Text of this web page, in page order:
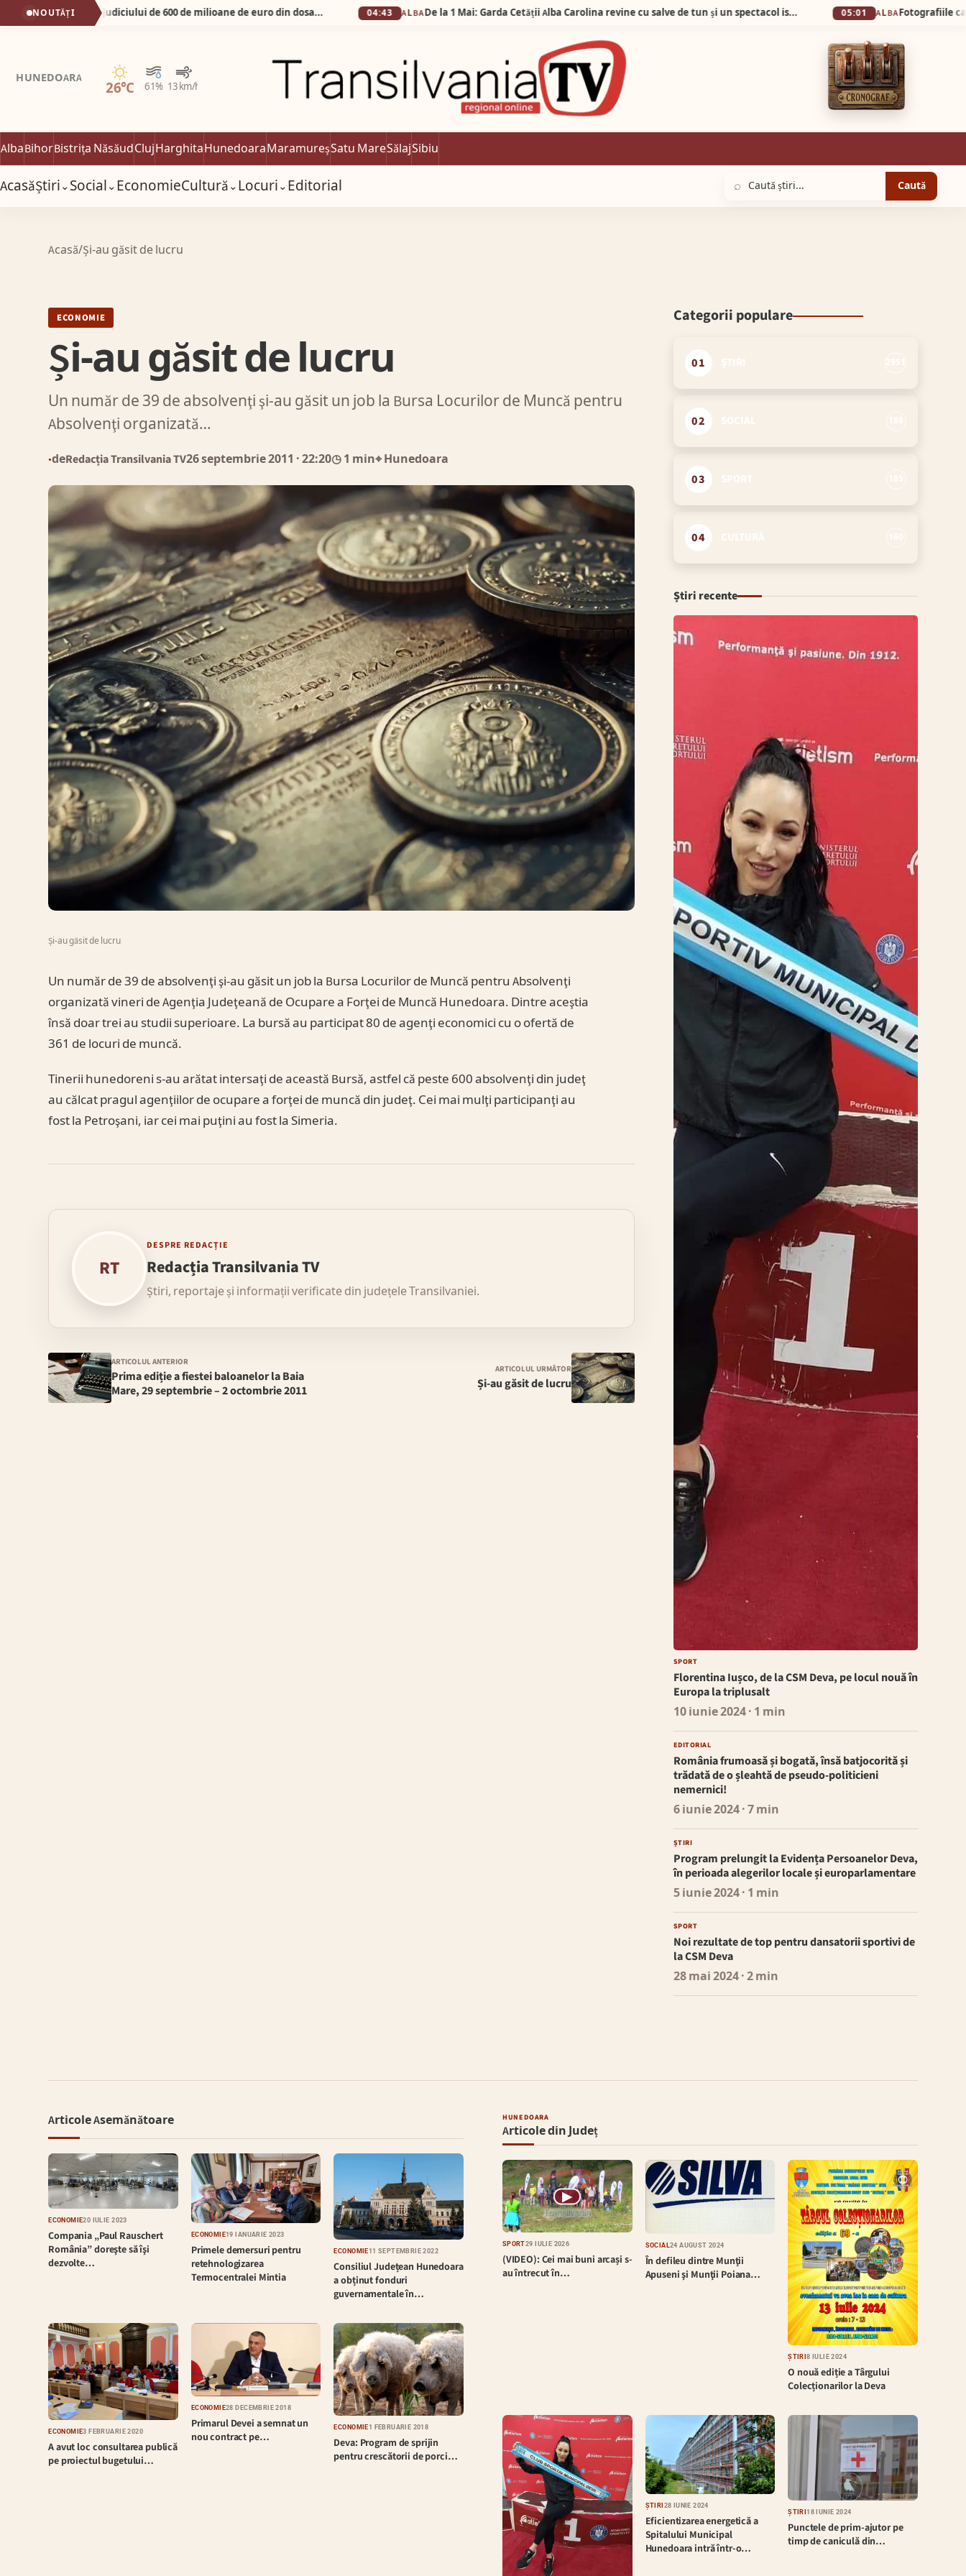
NOUTĂȚI FACIAS sesizează DNA în cazul prejudiciului de 600 de milioane de euro din dosarul Pfizer. Cei vinovați trebuie să plăteasca. 04:43 ALBA De la 1 Mai: Garda Cetății Alba Carolina revine cu salve de tun și un spectacol istoric de excepție 05:01 ALBA
HUNEDOARA
26°C 61% 13 km/h
Senin
AlbaBihorBistrița NăsăudClujHarghitaHunedoaraMaramureșSatu MareSălajSibiu
AcasăȘtiri⌄Social⌄EconomieCultură⌄Locuri⌄Editorial ⌕ Caută
Acasă/Și-au găsit de lucru
ECONOMIE
Și-au găsit de lucru
Un număr de 39 de absolvenţi şi-au găsit un job la Bursa Locurilor de Muncă pentru
Absolvenţi organizată…
●deRedacția Transilvania TV26 septembrie 2011 · 22:20◷ 1 min⌖ Hunedoara
Și-au găsit de lucru
Un număr de 39 de absolvenţi şi-au găsit un job la Bursa Locurilor de Muncă pentru Absolvenţi
organizată vineri de Agenţia Judeţeană de Ocupare a Forţei de Muncă Hunedoara. Dintre aceştia
însă doar trei au studii superioare. La bursă au participat 80 de agenţi economici cu o ofertă de
361 de locuri de muncă.
Tinerii hunedoreni s-au arătat intersaţi de această Bursă, astfel că peste 600 absolvenţi din judeţ
au călcat pragul agenţiilor de ocupare a forţei de muncă din judeţ. Cei mai mulţi participanţi au
fost la Petroşani, iar cei mai puţini au fost la Simeria.
RT
DESPRE REDACȚIE
Redacția Transilvania TV
Știri, reportaje și informații verificate din județele Transilvaniei.
ARTICOLUL ANTERIOR
Prima ediție a fiestei baloanelor la Baia
Mare, 29 septembrie – 2 octombrie 2011
ARTICOLUL URMĂTOR
Și-au găsit de lucru
Categorii populare
01
02
03
04
Știri recente
SPORT
Florentina Iușco, de la CSM Deva, pe locul nouă în
Europa la triplusalt
10 iunie 2024· 1 min
EDITORIAL
România frumoasă și bogată, însă batjocorită și
trădată de o șleahtă de pseudo-politicieni
nemernici!
6 iunie 2024· 7 min
ȘTIRI
Program prelungit la Evidența Persoanelor Deva,
în perioada alegerilor locale și europarlamentare
5 iunie 2024· 1 min
SPORT
Noi rezultate de top pentru dansatorii sportivi de
la CSM Deva
28 mai 2024· 2 min
Articole Asemănătoare
ECONOMIE20 IULIE 2023
Compania „Paul Rauschert
România” doreşte să îşi
dezvolte…
ECONOMIE19 IANUARIE 2023
Primele demersuri pentru
retehnologizarea
Termocentralei Mintia
ECONOMIE11 SEPTEMBRIE 2022
Consiliul Județean Hunedoara
a obținut fonduri
guvernamentale în…
ECONOMIE3 FEBRUARIE 2020
A avut loc consultarea publică
pe proiectul bugetului…
ECONOMIE28 DECEMBRIE 2018
Primarul Devei a semnat un
nou contract pe…
ECONOMIE1 FEBRUARIE 2018
Deva: Program de sprijin
pentru crescătorii de porci…
HUNEDOARA
Articole din Județ
▶
SPORT29 IULIE 2026
(VIDEO): Cei mai buni arcași s-
au întrecut în…
SOCIAL24 AUGUST 2024
În defileu dintre Munţii
Apuseni şi Munţii Poiana…
ȘTIRI8 IULIE 2024
O nouă ediție a Târgului
Colecționarilor la Deva
ȘTIRI 28 IUNIE 2024
Eficientizarea energetică a
Spitalului Municipal
Hunedoara intră într-o…
ȘTIRI18 IUNIE 2024
Punctele de prim-ajutor pe
timp de caniculă din…